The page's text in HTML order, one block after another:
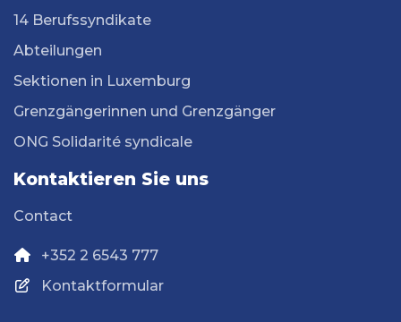
14 Berufssyndikate
Abteilungen
Sektionen in Luxemburg
Grenzgängerinnen und Grenzgänger
ONG Solidarité syndicale
Kontaktieren Sie uns
Contact
+352 2 6543 777
Kontaktformular